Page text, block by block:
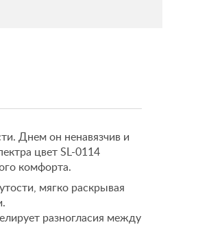
Днем он ненавязчив и
цвет SL-0114
комфорта.
мягко раскрывая
разногласия между